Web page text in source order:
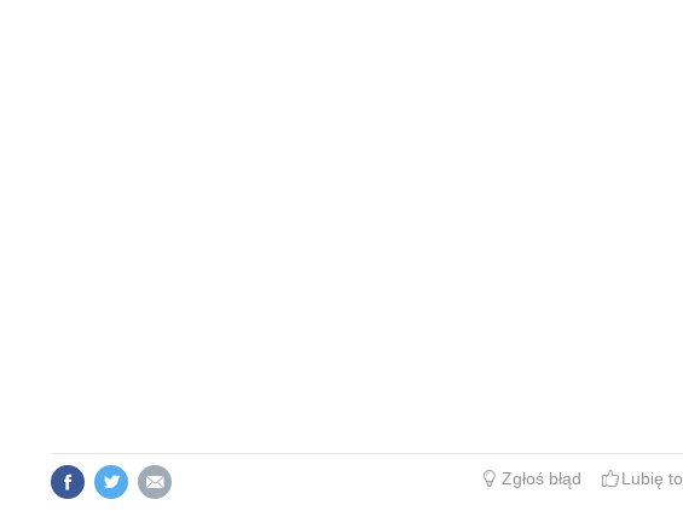
Zgłoś błąd Lubię to